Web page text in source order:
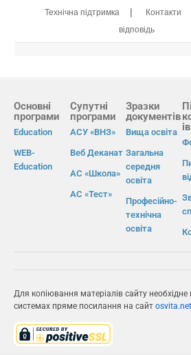
Технічна підтримка | Контакти
відповідь
Основні
програми
Education
WEB-
Education
Супутні
програми
АСУ «ВНЗ»
Веб Деканат
АС «Школа»
АС «Тест»
Зразки
документів
Вища освіта
Загальна
середня
освіта
Професійно-
технічна
освіта
ів
Для копіювання матеріалів сайту
системах пряме посилання на сайт osvita.net